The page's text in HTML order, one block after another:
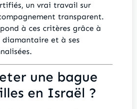
un vrai travail sur
transparent.
à ces critères grâce à
diamantaire et à ses
une bague
en Israël ?